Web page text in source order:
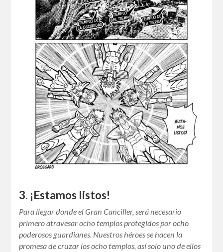
3. ¡Estamos listos!
Para llegar donde el Gran Canciller, será necesario
primero atravesar ocho templos protegidos por ocho
poderosos guardianes. Nuestros héroes se hacen la
promesa de cruzar los ocho templos, así solo uno de ellos